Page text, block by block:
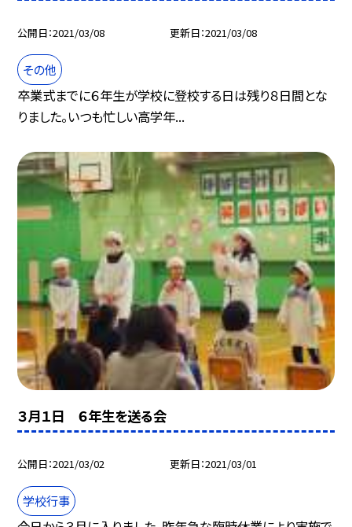
公開日 2021/03/08 更新日 2021/03/08
その他
卒業式までに６年生が学校に登校する日は残り８日間とな
りました。いつも忙しい高学年...
３月１日 ６年生を送る会
公開日 2021/03/02 更新日 2021/03/01
学校行事